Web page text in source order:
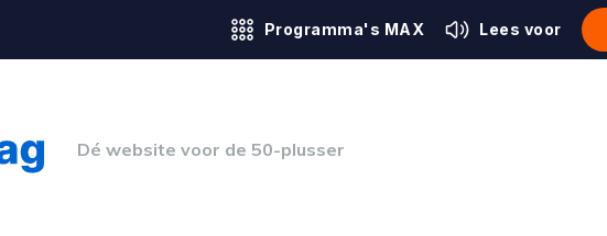
Programma's MAX Lees voor
Dé website voor de 50-plusser